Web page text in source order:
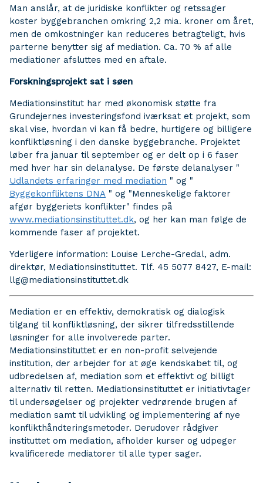
Man anslår, at de juridiske konflikter og retssager
koster byggebranchen omkring 2,2 mia. kroner om året,
men de omkostninger kan reduceres betragteligt, hvis
parterne benytter sig af mediation. Ca. 70 % af alle
mediationer afsluttes med en aftale.
Forskningsprojekt sat i søen
Mediationsinstitut har med økonomisk støtte fra
Grundejernes investeringsfond iværksat et projekt, som
skal vise, hvordan vi kan få bedre, hurtigere og billigere
konfliktløsning i den danske byggebranche. Projektet
løber fra januar til september og er delt op i 6 faser
med hver har sin delanalyse. De første delanalyser "
Udlandets erfaringer med mediation " og "
Byggekonfliktens DNA " og "Menneskelige faktorer
afgør byggeriets konflikter" findes på
www.mediationsinstituttet.dk, og her kan man følge de
kommende faser af projektet.
Yderligere information: Louise Lerche-Gredal, adm.
direktør, Mediationsinstituttet. Tlf. 45 5077 8427, E-mail:
llg@mediationsinstituttet.dk
Mediation er en effektiv, demokratisk og dialogisk
tilgang til konfliktløsning, der sikrer tilfredsstillende
løsninger for alle involverede parter.
Mediationsinstituttet er en non-profit selvejende
institution, der arbejder for at øge kendskabet til, og
udbredelsen af, mediation som et effektivt og billigt
alternativ til retten. Mediationsinstituttet er initiativtager
til undersøgelser og projekter vedrørende brugen af
mediation samt til udvikling og implementering af nye
konflikthåndteringsmetoder. Derudover rådgiver
instituttet om mediation, afholder kurser og udpeger
kvalificerede mediatorer til alle typer sager.